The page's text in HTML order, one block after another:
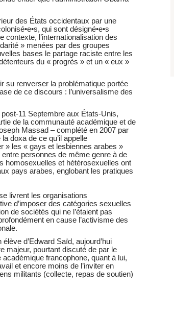
des États occidentaux par une
qui sont désigné•e•s
l’internationalisation des
» menées par des groupes
bases le partage raciste entre les
du « progrès » et un « eux »
su renverser la problématique portée
de ce discours : l’universalisme des
11 Septembre aux États-Unis,
de la communauté académique et de
Massad – complété en 2007 par
doxa de ce qu’il appelle
» les « gays et lesbiennes arabes »
personnes de même genre à de
homosexuelles et hétérosexuelles ont
pays arabes, englobant les pratiques
livrent les organisations
d’imposer des catégories sexuelles
de sociétés qui ne l’étaient pas
en cause l’activisme des
d’Edward Saïd, aujourd’hui
majeur, pourtant discuté de par le
académique francophone, quant à lui,
et encore moins de l’inviter en
militants (collecte, repas de soutien)